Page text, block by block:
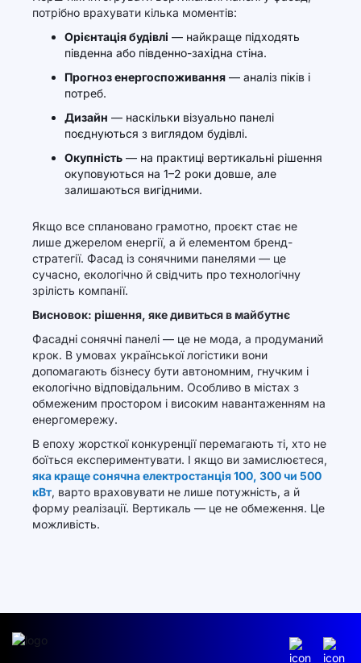
потрібно врахувати кілька моментів:
Орієнтація будівлі — найкраще підходять
південна або південно-західна стіна.
Прогноз енергоспоживання — аналіз піків і
потреб.
Дизайн — наскільки візуально панелі
поєднуються з виглядом будівлі.
Окупність — на практиці вертикальні рішення
окуповуються на 1–2 роки довше, але
залишаються вигідними.
Якщо все сплановано грамотно, проєкт стає не
лише джерелом енергії, а й елементом бренд-
стратегії. Фасад із сонячними панелями — це
сучасно, екологічно й свідчить про технологічну
зрілість компанії.
Висновок: рішення, яке дивиться в майбутнє
Фасадні сонячні панелі — це не мода, а продуманий
крок. В умовах української логістики вони
допомагають бізнесу бути автономним, гнучким і
екологічно відповідальним. Особливо в містах з
обмеженим простором і високим навантаженням на
енергомережу.
В епоху жорсткої конкуренції перемагають ті, хто не
боїться експериментувати. І якщо ви замислюєтеся,
яка краще сонячна електростанція 100, 300 чи 500
кВт, варто враховувати не лише потужність, а й
форму реалізації. Вертикаль — це не обмеження. Це
можливість.